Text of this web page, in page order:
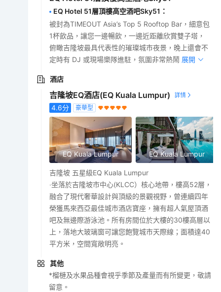
EQ Hotel 51層頂樓高空酒吧Sky51 ：
被封為TIMEOUT Asia’s Top 5 Rooftop Bar，細意包
1杯飲品，讓您一邊暢飲，一邊近距離欣賞雙子塔，
俯瞰吉隆坡最具代表性的璀璨城市夜景，晚上還會不
定時有 DJ 或現場樂隊進駐，氛圍非常熱鬧。展開
酒店
吉隆坡EQ酒店(EQ Kuala Lumpur)
4.6分 豪華型
EQ Kuala Lumpur EQ Kuala Lumpur
吉隆坡 五星級EQ Kuala Lumpur
‧坐落於吉隆坡市中心(KLCC）核心地帶，樓高52層，
融合了現代奢華設計與頂級的景觀視野，曾連續四年
榮獲馬來西亞最佳城市酒店寶座，擁有超人氣屋頂酒
吧及無邊際游泳池。所有房間位於大樓的30樓高層以
上，落地大玻璃窗可讓您飽覽城市天際線；面積達40
平方米，空間寬敞明亮。
其他
*榴槤及水果品種會視乎季節及產量而有所變更，敬請
留意。